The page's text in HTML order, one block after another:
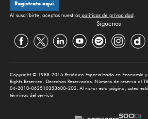
Regístrate aquí
Al suscribirte, aceptas nuestras políticas de privacidad.
Síguenos
Copyright © 1988-2015 Periódico Especializado en Economía y
Rights Reserved. Derechos Reservados. Número de reserva al
04-2010-062510353600-203. Al visitar esta página, usted
términos del servicio